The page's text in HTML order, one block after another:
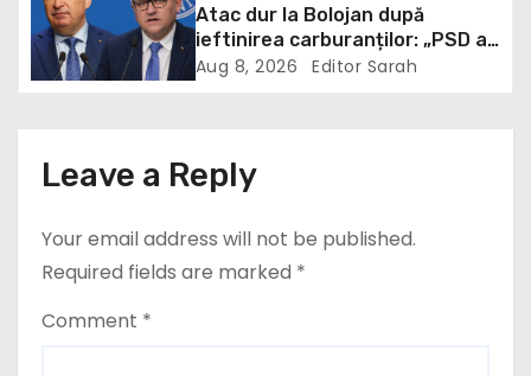
t
i
n
Atac dur la Bolojan după
ieftinirea carburanților: „PSD a
scris legea. Dumneavoastră ați
Aug 8, 2026 Editor Sarah
Leave a Reply
Your email address will not be published.
Required fields are marked *
Comment *